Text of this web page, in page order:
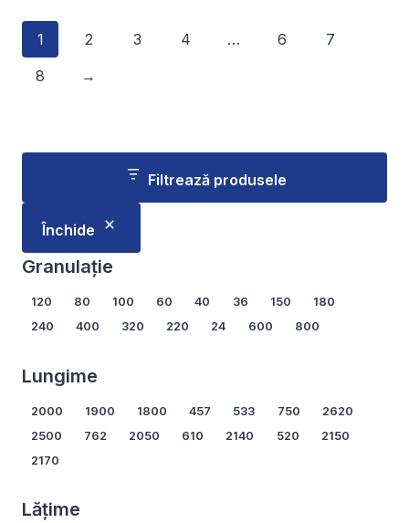
produs
are
mai
multe
pot
alese
pagina
produsului.
are
pot
fi
alese
1 2 3 4 … 6
7
8
→
Filtrează produsele
Închide
Granulație
Granulație
120 80 100 60 40 36 150
180
240
400 320 220 24 600 800
Lungime
Lungime
2000 1900 1800 457 533 750
2620
2500
762 2050 610 2140 520
2150
2170
Lățime